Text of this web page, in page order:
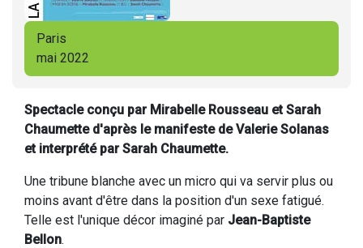
Paris
mai 2022
Spectacle conçu par Mirabelle Rousseau et Sarah
Chaumette d'après le manifeste de Valerie Solanas
et interprété par Sarah Chaumette.
Une tribune blanche avec un micro qui va servir plus ou
moins avant d'être dans la position d'un sexe fatigué.
Telle est l'unique décor imaginé par Jean-Baptiste
Bellon.